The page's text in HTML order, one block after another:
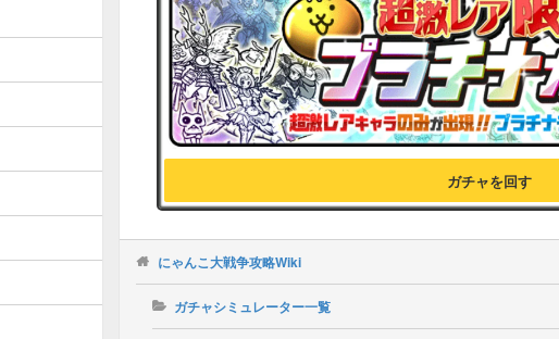
ガチャを回す
にゃんこ大戦争攻略Wiki
ガチャシミュレーター一覧